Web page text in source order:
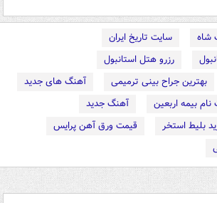
شاه
سایت تاریخ ایران
رزرو هتل استانبول
بهترین جراح بینی ترمیمی
آهنگ های جدید
نام بیمه اربعین
آهنگ جدید
بلیط استخر
قیمت ورق آهن پرایس